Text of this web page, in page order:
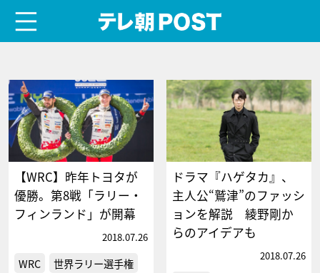
【WRC】昨年トヨタが
優勝。第8戦「ラリー・
フィンランド」が開幕
2018.07.26
WRC
世界ラリー選手権
ドラマ『ハゲタカ』、
主人公“鷲津”のファッシ
ョンを解説 綾野剛か
らのアイデアも
2018.07.26